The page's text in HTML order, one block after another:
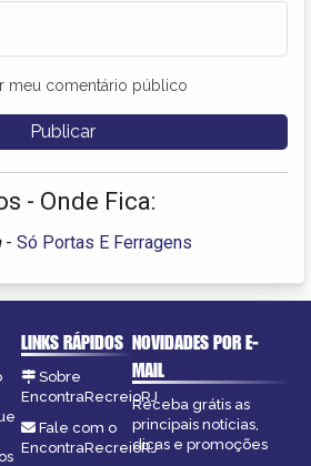
meu comentário público
- Onde Fica:
- Só Portas E Ferragens
LINKS RÁPIDOS
Sobre
EncontraRecreioRJ
Fale com o
EncontraRecreioRJ
NOVIDADES POR E-
MAIL
Receba grátis as
principais notícias,
dicas e promoções